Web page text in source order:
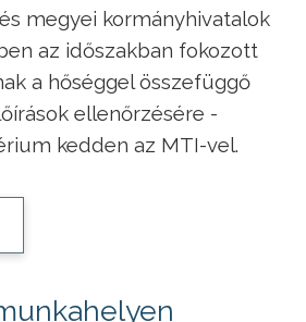
megyei kormányhivatalok
az időszakban fokozott
a hőséggel összefüggő
ellenőrzésére -
kedden az MTI-vel.